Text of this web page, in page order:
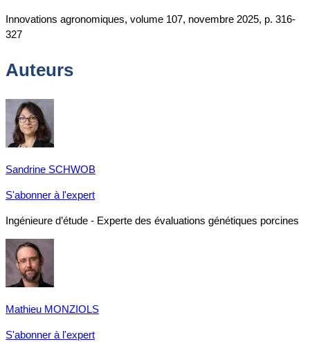
Innovations agronomiques, volume 107, novembre 2025, p. 316-
327
Auteurs
Sandrine SCHWOB
S'abonner à l'expert
Ingénieure d’étude - Experte des évaluations génétiques porcines
Mathieu MONZIOLS
S'abonner à l'expert